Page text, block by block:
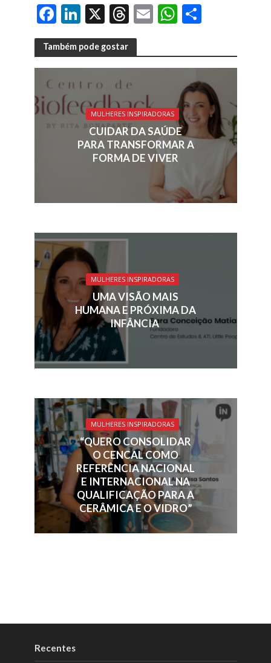
F
ac
e
b
o
o
k
Li
n
k
e
dI
n
X T
h
re
a
d
s
E
ai
l
W
at
s
A
p
p
S
ar
e
Também pode gostar
MULHERES INSPIRADORAS
CUIDAR DA SAÚDE
PARA TRANSFORMAR A
FORMA DE VIVER
MULHERES INSPIRADORAS
UMA VISÃO MAIS
HUMANA E PRÓXIMA DA
INFÂNCIA
MULHERES INSPIRADORAS
“QUERO CONSOLIDAR
O CENCAL COMO
REFERÊNCIA NACIONAL
E INTERNACIONAL NA
QUALIFICAÇÃO PARA A
CERÂMICA E O VIDRO”
Recentes